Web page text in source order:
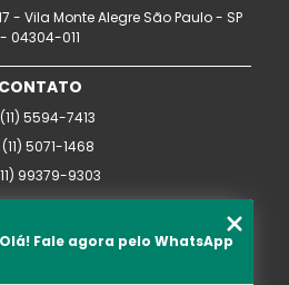
- Vila Monte Alegre São Paulo - SP
- 04304-011
CONTATO
(11) 5594-7413
5071-1468
99379-9303
Fale agora pelo WhatsApp